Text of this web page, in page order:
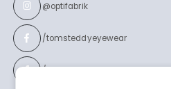
@optifabrik
/tomsteddyeyewear
/optifabrikeyewear